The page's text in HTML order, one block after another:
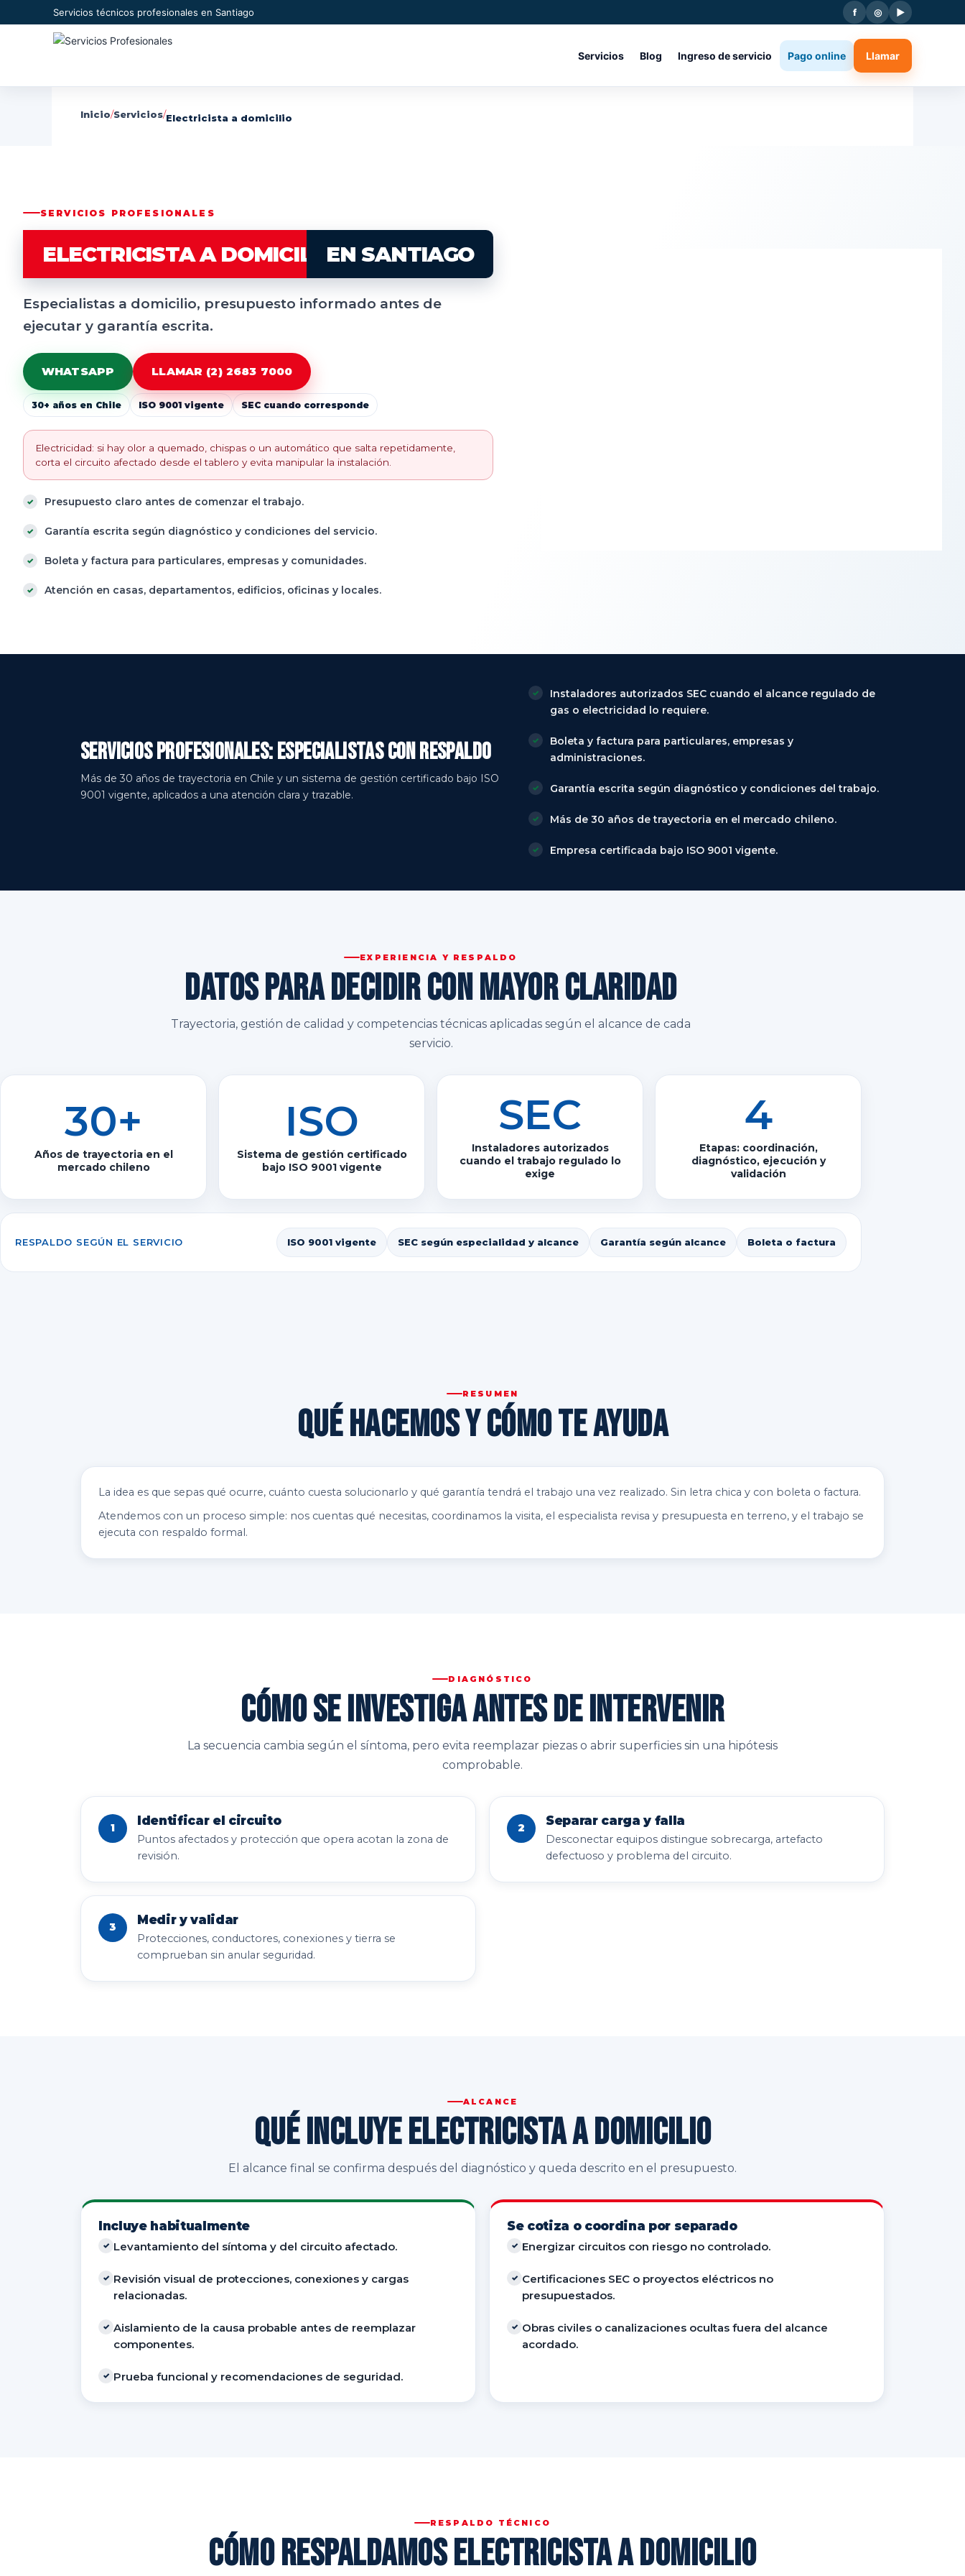
Servicios técnicos profesionales en Santiago f ◎ ▶
Servicios Blog Ingreso de servicio Pago online Llamar
Inicio/Servicios/Electricista a domicilio
SERVICIOS PROFESIONALES
ELECTRICISTA A DOMICILIOEN SANTIAGO
Especialistas a domicilio, presupuesto informado antes de
ejecutar y garantía escrita.
WHATSAPP LLAMAR (2) 2683 7000
30+ años en Chile ISO 9001 vigente SEC cuando corresponde
Electricidad: si hay olor a quemado, chispas o un automático que salta repetidamente,
corta el circuito afectado desde el tablero y evita manipular la instalación.
Presupuesto claro antes de comenzar el trabajo.
Garantía escrita según diagnóstico y condiciones del servicio.
Boleta y factura para particulares, empresas y comunidades.
Atención en casas, departamentos, edificios, oficinas y locales.
Servicios Profesionales: especialistas con respaldo
Más de 30 años de trayectoria en Chile y un sistema de gestión certificado bajo ISO
9001 vigente, aplicados a una atención clara y trazable.
Instaladores autorizados SEC cuando el alcance regulado de
gas o electricidad lo requiere.
Boleta y factura para particulares, empresas y
administraciones.
Garantía escrita según diagnóstico y condiciones del trabajo.
Más de 30 años de trayectoria en el mercado chileno.
Empresa certificada bajo ISO 9001 vigente.
EXPERIENCIA Y RESPALDO
Datos para decidir con mayor claridad
Trayectoria, gestión de calidad y competencias técnicas aplicadas según el alcance de cada
servicio.
30+
Años de trayectoria en el
mercado chileno
ISO
Sistema de gestión certificado
bajo ISO 9001 vigente
SEC
Instaladores autorizados
cuando el trabajo regulado lo
exige
4
Etapas: coordinación,
diagnóstico, ejecución y
validación
RESPALDO SEGÚN EL SERVICIO ISO 9001 vigente SEC según especialidad y alcance Garantía según alcance Boleta o factura
RESUMEN
Qué hacemos y cómo te ayuda
La idea es que sepas qué ocurre, cuánto cuesta solucionarlo y qué garantía tendrá el trabajo una vez realizado. Sin letra chica y con boleta o factura.
Atendemos con un proceso simple: nos cuentas qué necesitas, coordinamos la visita, el especialista revisa y presupuesta en terreno, y el trabajo se
ejecuta con respaldo formal.
DIAGNÓSTICO
Cómo se investiga antes de intervenir
La secuencia cambia según el síntoma, pero evita reemplazar piezas o abrir superficies sin una hipótesis
comprobable.
1
Identificar el circuito
Puntos afectados y protección que opera acotan la zona de
revisión.
2
Separar carga y falla
Desconectar equipos distingue sobrecarga, artefacto
defectuoso y problema del circuito.
3
Medir y validar
Protecciones, conductores, conexiones y tierra se
comprueban sin anular seguridad.
ALCANCE
Qué incluye Electricista a domicilio
El alcance final se confirma después del diagnóstico y queda descrito en el presupuesto.
Incluye habitualmente
✓ Levantamiento del síntoma y del circuito afectado.
✓ Revisión visual de protecciones, conexiones y cargas
relacionadas.
✓ Aislamiento de la causa probable antes de reemplazar
componentes.
✓ Prueba funcional y recomendaciones de seguridad.
Se cotiza o coordina por separado
✓ Energizar circuitos con riesgo no controlado.
✓ Certificaciones SEC o proyectos eléctricos no
presupuestados.
✓ Obras civiles o canalizaciones ocultas fuera del alcance
acordado.
RESPALDO TÉCNICO
Cómo respaldamos Electricista a domicilio